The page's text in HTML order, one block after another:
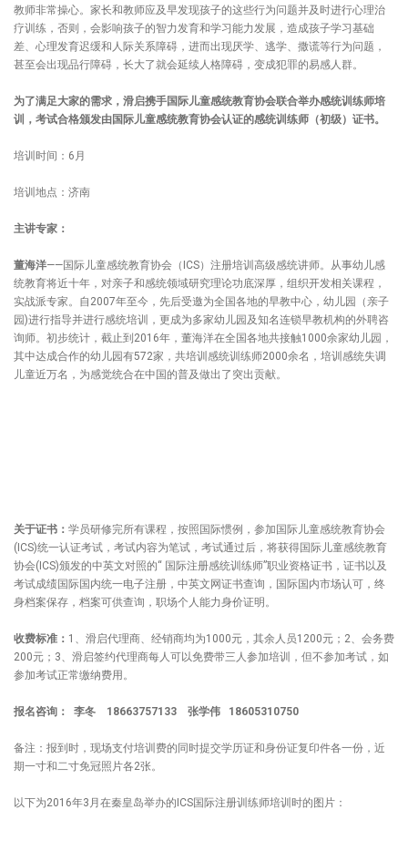
教师非常操心。家长和教师应及早发现孩子的这些行为问题并及时进行心理治
疗训练，否则，会影响孩子的智力发育和学习能力发展，造成孩子学习基础
差、心理发育迟缓和人际关系障碍，进而出现厌学、逃学、撒谎等行为问题，
甚至会出现品行障碍，长大了就会延续人格障碍，变成犯罪的易感人群。
为了满足大家的需求，滑启携手国际儿童感统教育协会联合举办感统训练师培
训，考试合格颁发由国际儿童感统教育协会认证的感统训练师（初级）证书。
培训时间：6月
培训地点：济南
主讲专家：
董海洋——国际儿童感统教育协会（ICS）注册培训高级感统讲师。从事幼儿感
统教育将近十年，对亲子和感统领域研究理论功底深厚，组织开发相关课程，
实战派专家。自2007年至今，先后受邀为全国各地的早教中心，幼儿园（亲子
园)进行指导并进行感统培训，更成为多家幼儿园及知名连锁早教机构的外聘咨
询师。初步统计，截止到2016年，董海洋在全国各地共接触1000余家幼儿园，
其中达成合作的幼儿园有572家，共培训感统训练师2000余名，培训感统失调
儿童近万名，为感觉统合在中国的普及做出了突出贡献。
关于证书： 学员研修完所有课程，按照国际惯例，参加国际儿童感统教育协会
(ICS)统一认证考试，考试内容为笔试，考试通过后，将获得国际儿童感统教育
协会(ICS)颁发的中英文对照的“ 国际注册感统训练师”职业资格证书，证书以及
考试成绩国际国内统一电子注册，中英文网证书查询，国际国内市场认可，终
身档案保存，档案可供查询，职场个人能力身价证明。
收费标准： 1、滑启代理商、经销商均为1000元，其余人员1200元；2、会务费
200元；3、滑启签约代理商每人可以免费带三人参加培训，但不参加考试，如
参加考试正常缴纳费用。
报名咨询： 李冬 18663757133 张学伟 18605310750
备注：报到时，现场支付培训费的同时提交学历证和身份证复印件各一份，近
期一寸和二寸免冠照片各2张。
以下为2016年3月在秦皇岛举办的ICS国际注册训练师培训时的图片：